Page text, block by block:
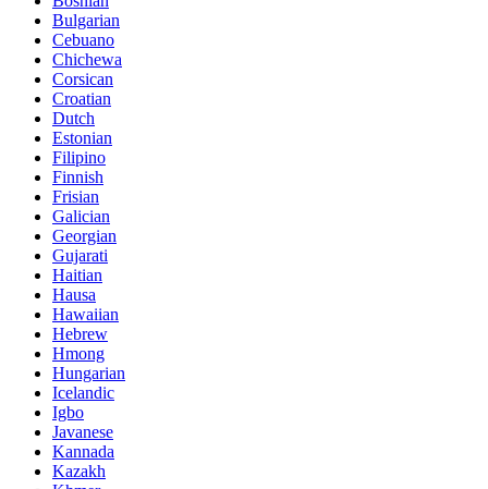
Bulgarian
Cebuano
Chichewa
Corsican
Croatian
Dutch
Estonian
Filipino
Finnish
Frisian
Galician
Georgian
Gujarati
Haitian
Hausa
Hawaiian
Hebrew
Hmong
Hungarian
Icelandic
Igbo
Javanese
Kannada
Kazakh